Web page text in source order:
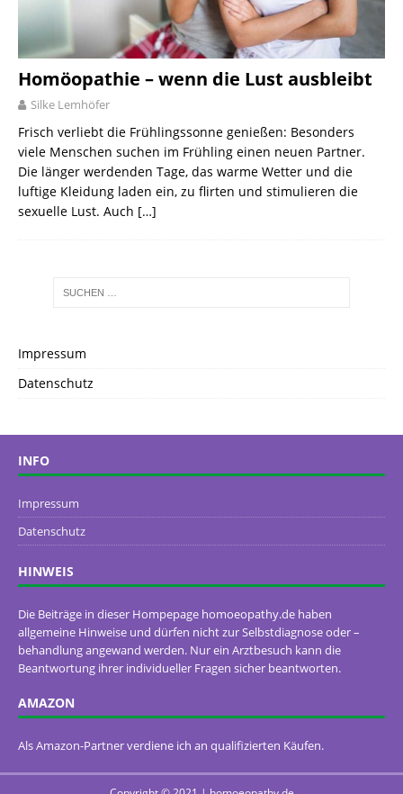
Homöopathie – wenn die Lust ausbleibt
Silke Lemhöfer
Frisch verliebt die Frühlingssonne genießen: Besonders
viele Menschen suchen im Frühling einen neuen Partner.
Die länger werdenden Tage, das warme Wetter und die
luftige Kleidung laden ein, zu flirten und stimulieren die
sexuelle Lust. Auch […]
Impressum
Datenschutz
INFO
Impressum
Datenschutz
HINWEIS
Die Beiträge in dieser Hompepage homoeopathy.de haben
allgemeine Hinweise und dürfen nicht zur Selbstdiagnose oder –
behandlung angewand werden. Nur ein Arztbesuch kann die
Beantwortung ihrer individueller Fragen sicher beantworten.
AMAZON
Als Amazon-Partner verdiene ich an qualifizierten Käufen.